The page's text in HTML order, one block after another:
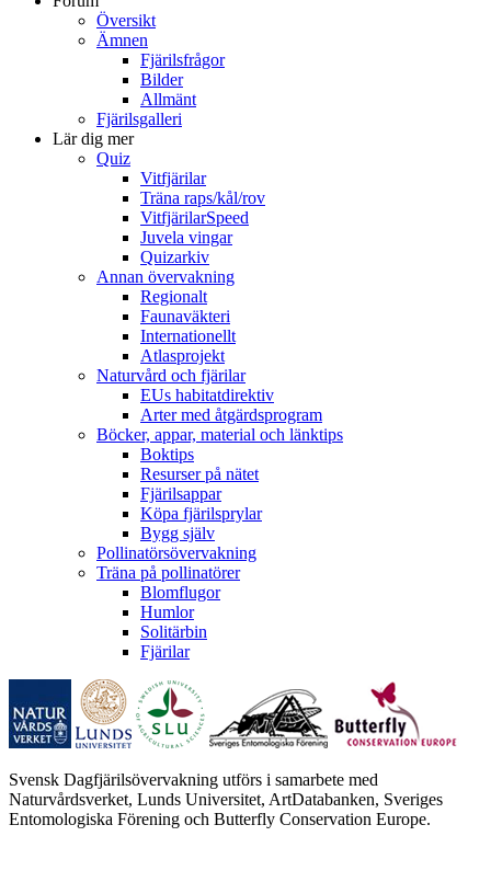
Översikt
Ämnen
Fjärilsfrågor
Bilder
Allmänt
Fjärilsgalleri
Lär dig mer
Quiz
Vitfjärilar
Träna raps/kål/rov
VitfjärilarSpeed
Juvela vingar
Quizarkiv
Annan övervakning
Regionalt
Faunaväkteri
Internationellt
Atlasprojekt
Naturvård och fjärilar
EUs habitatdirektiv
Arter med åtgärdsprogram
Böcker, appar, material och länktips
Boktips
Resurser på nätet
Fjärilsappar
Köpa fjärilsprylar
Bygg själv
Pollinatörsövervakning
Träna på pollinatörer
Blomflugor
Humlor
Solitärbin
Fjärilar
Svensk Dagfjärilsövervakning utförs i samarbete med
Naturvårdsverket, Lunds Universitet, ArtDatabanken, Sveriges
Entomologiska Förening och Butterfly Conservation Europe.